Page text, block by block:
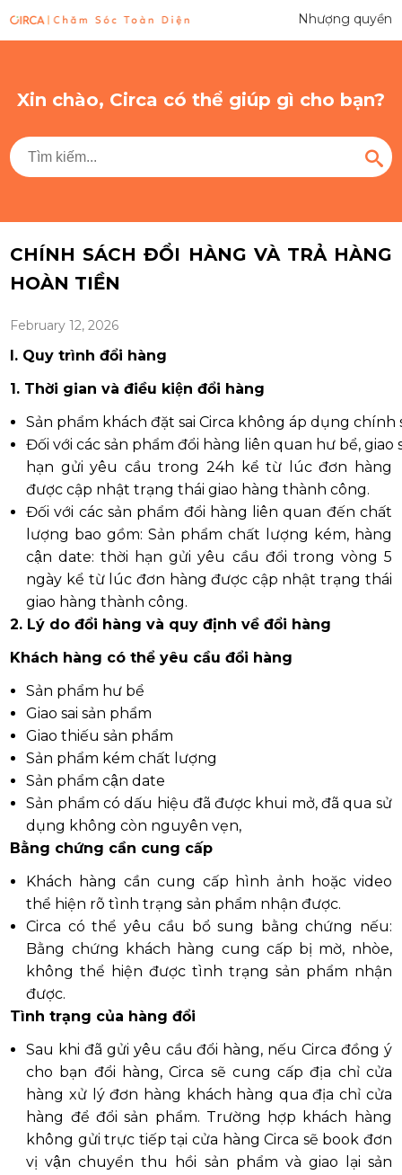
Nhượng quyền
Xin chào, Circa có thể giúp gì cho bạn?
CHÍNH SÁCH ĐỔI HÀNG VÀ TRẢ HÀNG
HOÀN TIỀN
February 12, 2026
I. Quy trình đổi hàng
1. Thời gian và điều kiện đổi hàng
Sản phẩm khách đặt sai Circa không áp dụng chính
Đối với các sản phẩm đổi hàng liên quan hư bể, giao
hạn gửi yêu cầu trong 24h kể từ lúc đơn hàng
được cập nhật trạng thái giao hàng thành công.
Đối với các sản phẩm đổi hàng liên quan đến chất
lượng bao gồm: Sản phẩm chất lượng kém, hàng
cận date: thời hạn gửi yêu cầu đổi trong vòng 5
ngày kể từ lúc đơn hàng được cập nhật trạng thái
giao hàng thành công.
2. Lý do đổi hàng và quy định về đổi hàng
Khách hàng có thể yêu cầu đổi hàng
Sản phẩm hư bể
Giao sai sản phẩm
Giao thiếu sản phẩm
Sản phẩm kém chất lượng
Sản phẩm cận date
Sản phẩm có dấu hiệu đã được khui mở, đã qua sử
dụng không còn nguyên vẹn,
Bằng chứng cần cung cấp
Khách hàng cần cung cấp hình ảnh hoặc video
thể hiện rõ tình trạng sản phẩm nhận được.
Circa có thể yêu cầu bổ sung bằng chứng nếu:
Bằng chứng khách hàng cung cấp bị mờ, nhòe,
không thể hiện được tình trạng sản phẩm nhận
được.
Tình trạng của hàng đổi
Sau khi đã gửi yêu cầu đổi hàng, nếu Circa đồng ý
cho bạn đổi hàng, Circa sẽ cung cấp địa chỉ cửa
hàng xử lý đơn hàng khách hàng qua địa chỉ cửa
hàng để đổi sản phẩm. Trường hợp khách hàng
không gửi trực tiếp tại cửa hàng Circa sẽ book đơn
vị vận chuyển thu hồi sản phẩm và giao lại sản